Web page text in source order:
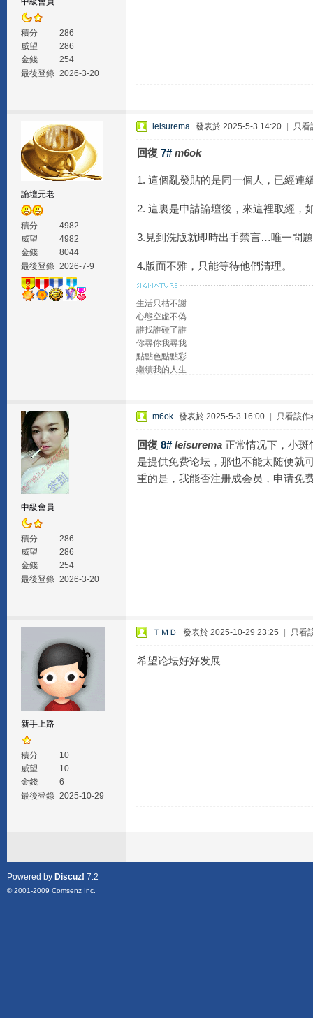
積分
286
威望
286
金錢
254
最後登錄 2026-3-20
論壇元老
積分
4982
威望
4982
金錢
8044
最後登錄 2026-7-9
leisurema 發表於 2025-5-3 14:20 只看
回復 7# m6ok
1. 這個亂發貼的是同一個人，已經
2. 這裏是申請論壇後，來這裡取經，
3.見到洗版就即時出手禁言…唯一問
4.版面不雅，只能等待他們清理。
生活只枯不謝
心態空虛不偽
誰找誰碰了誰
你尋你我尋我
點點色點點彩
繼續我的人生
中級會員
積分
286
威望
286
金錢
254
最後登錄 2026-3-20
m6ok 發表於 2025-5-3 16:00 只看該作
回復 8# leisurema 正常情况下，小
是提供免费论坛，那也不能太随便就
重的是，我能否注册成会员，申请免
新手上路
積分
10
威望
10
金錢
6
最後登錄 2025-10-29
ＴＭＤ 發表於 2025-10-29 23:25 只看
希望论坛好好发展
Powered by Discuz! 7.2
© 2001-2009 Comsenz Inc.